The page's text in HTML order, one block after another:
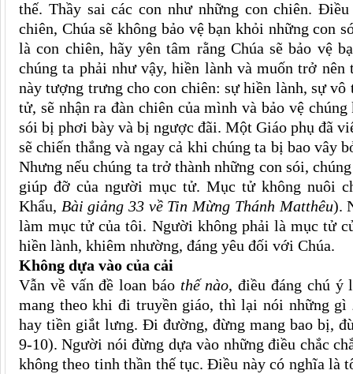
thế. Thầy sai các con như những con chiên.
chiên, Chúa sẽ không bảo vệ bạn khỏi những con
là con chiên, hãy yên tâm rằng Chúa sẽ bảo vệ
chúng ta phải như vậy, hiền lành và muốn trở
này tượng trưng cho con chiên: sự hiền lành, sự
tử, sẽ nhận ra đàn chiên của mình và bảo vệ
sói bị phơi bày và bị ngược đãi. Một Giáo phụ đã
sẽ chiến thắng và ngay cả khi chúng ta bị bao vây
Nhưng nếu chúng ta trở thành những con sói,
giúp đỡ của người mục tử. Mục tử không nuôi
Khẩu, Bài giảng 33 về Tin Mừng Thánh Matthêu).
làm mục tử của tôi. Người không phải là mục tử
hiền lành, khiêm nhường, đáng yêu đối với Chúa.
Không dựa vào của cải
Vẫn về vấn đề loan báo thế nào, điều đáng chú ý
mang theo khi đi truyền giáo, thì lại nói những gì
hay tiền giắt lưng. Đi đường, đừng mang bao bị,
9-10). Người nói đừng dựa vào những điều chắc
không theo tinh thần thế tục. Điều này có nghĩa là